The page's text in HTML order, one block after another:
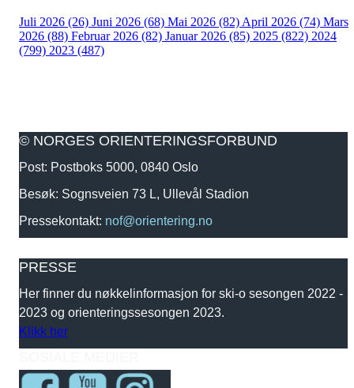
Juli 2026 (26) Juni 2026 (68) Mai 2026 (82) April 2026 (74) Mars
2026 (88) Februar 2026 (82) Januar 2026 (85) 2025 (822) 2024
(799) 2023 (487)
© NORGES ORIENTERINGSFORBUND
Post: Postboks 5000, 0840 Oslo
Besøk: Sognsveien 73 L, Ullevål Stadion
Pressekontakt: nof@orientering.no
PRESSE
Her finner du nøkkelinformasjon for ski-o sesongen 2022 -
2023 og orienteringssesongen 2023.
Klikk her